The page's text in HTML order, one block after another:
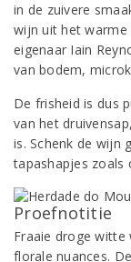
in de zuivere
wijn uit het warme
eigenaar Iain
van bodem,
De frisheid is dus
van het
is. Schenk de wijn
tapashapjes zoals
Proefnotitie
Fraaie droge
florale nuances.